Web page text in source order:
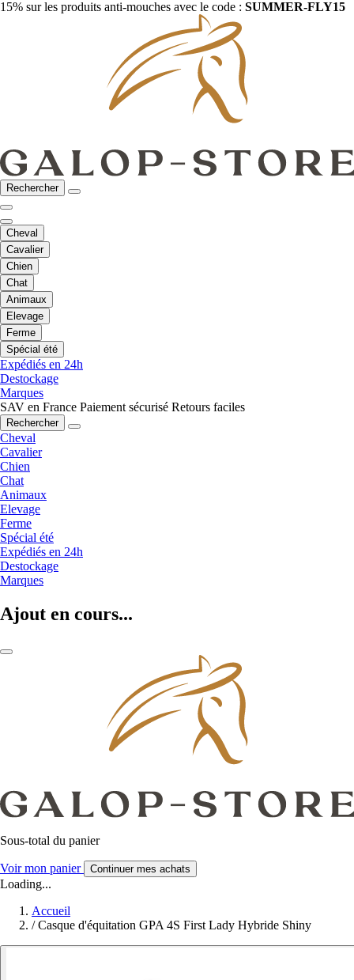
15% sur les produits anti-mouches avec le code : SUMMER-FLY15
Rechercher
Cheval
Cavalier
Chien
Chat
Animaux
Elevage
Ferme
Spécial été
Expédiés en 24h
Destockage
Marques
SAV en France Paiement sécurisé Retours faciles
Rechercher
Cheval
Cavalier
Chien
Chat
Animaux
Elevage
Ferme
Spécial été
Expédiés en 24h
Destockage
Marques
Ajout en cours...
Sous-total du panier
Voir mon panier Continuer mes achats
Loading...
Accueil
/ Casque d'équitation GPA 4S First Lady Hybride Shiny